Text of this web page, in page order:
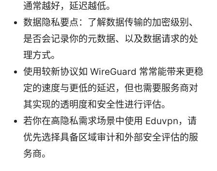
通常越好，延迟越低。
数据隐私要点：了解数据传输的加密级别、
是否会记录你的元数据、以及数据请求的处
理方式。
使用较新协议如 WireGuard 常常能带来更稳
定的速度与更低的延迟，但也需要服务商对
其实现的透明度和安全性进行评估。
若你在高隐私需求场景中使用 Eduvpn，请
优先选择具备区域审计和外部安全评估的服
务商。